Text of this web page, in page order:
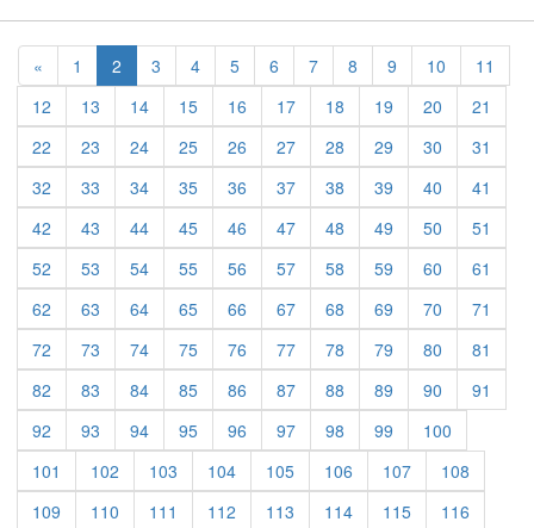
« Previous
1 2 3 4 5 6 7 8 9 10
11
12
13 14 15 16 17 18 19 20
21
22
23 24 25 26 27 28 29 30
31
32
33 34 35 36 37 38 39 40
41
42
43 44 45 46 47 48 49 50
51
52
53 54 55 56 57 58 59 60
61
62
63 64 65 66 67 68 69 70
71
72
73 74 75 76 77 78 79 80
81
82
83 84 85 86 87 88 89 90
91
92
93 94 95 96 97 98 99
100
101
102 103 104 105 106 107
108
109
110 111 112 113 114 115
116